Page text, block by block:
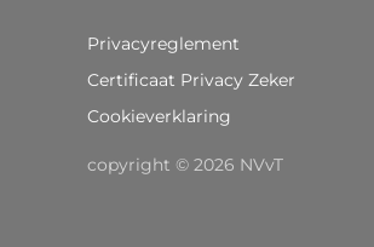
Privacyreglement
Certificaat Privacy Zeker
Cookieverklaring
copyright © 2026 NVvT